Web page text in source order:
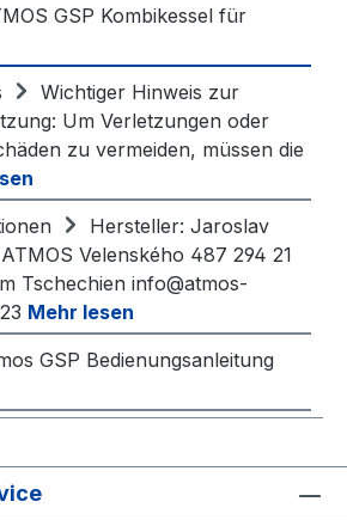
GSP Kombikessel für
Wichtiger Hinweis zur
Um Verletzungen oder
zu vermeiden, müssen die
Hersteller: Jaroslav
Velenského 487 294 21
Tschechien info@atmos-
Mehr lesen
GSP Bedienungsanleitung